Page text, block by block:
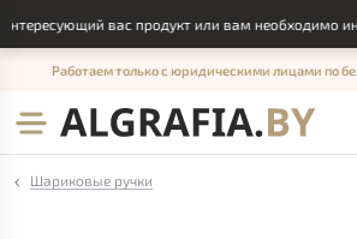
вас продукт или вам необходимо
Работаем только с юридическими лицами по
Шариковые ручки